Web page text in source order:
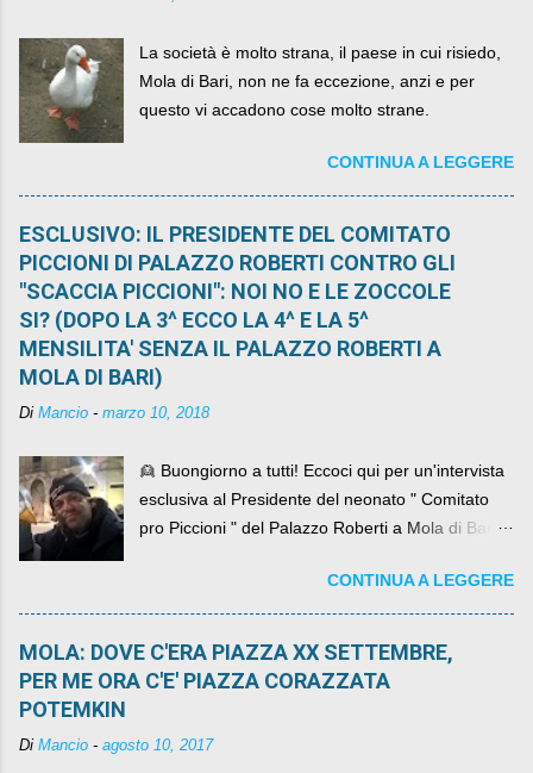
La società è molto strana, il paese in cui risiedo,
Mola di Bari, non ne fa eccezione, anzi e per
questo vi accadono cose molto strane.
CONTINUA A LEGGERE
ESCLUSIVO: IL PRESIDENTE DEL COMITATO
PICCIONI DI PALAZZO ROBERTI CONTRO GLI
"SCACCIA PICCIONI": NOI NO E LE ZOCCOLE
SI? (DOPO LA 3^ ECCO LA 4^ E LA 5^
MENSILITA' SENZA IL PALAZZO ROBERTI A
MOLA DI BARI)
Di Mancio - marzo 10, 2018
👱 Buongiorno a tutti! Eccoci qui per un'intervista
esclusiva al Presidente del neonato " Comitato
pro Piccioni " del Palazzo Roberti a Mola di Bari ,
come definirlo... signor?....CONTINUA A LEGGERE
MOLA: DOVE C'ERA PIAZZA XX SETTEMBRE,
PER ME ORA C'E' PIAZZA CORAZZATA
POTEMKIN
Di Mancio - agosto 10, 2017